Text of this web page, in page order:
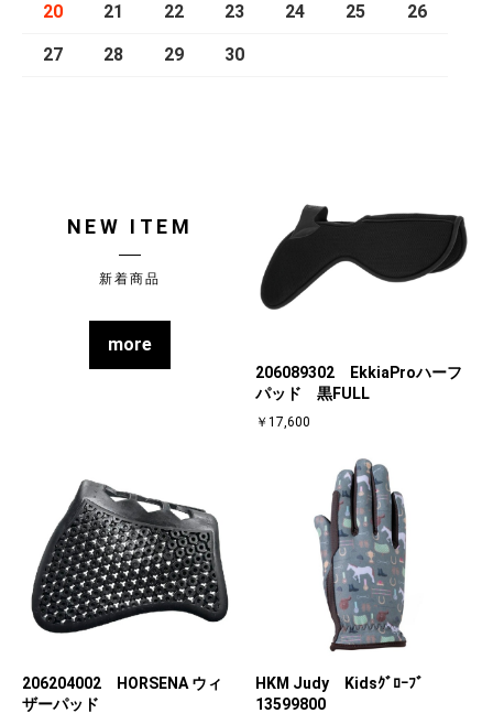
20 21 22 23 24 25 26
27 28 29 30
NEW ITEM
新着商品
more
206089302 EkkiaProハーフ
パッド 黒FULL
￥17,600
206204002 HORSENA ウィ
ザーパッド
HKM Judy Kidsｸﾞﾛｰﾌﾞ
13599800